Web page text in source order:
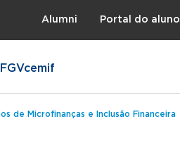
Alumni Portal do aluno
FGVcemif
de Microfinanças e Inclusão Financeira